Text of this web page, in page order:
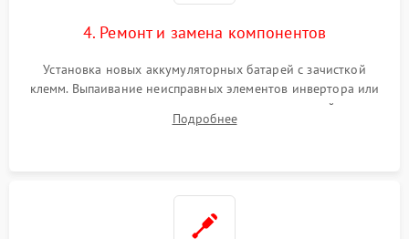
4. Ремонт и замена компонентов
Установка новых аккумуляторных батарей с зачисткой
клемм. Выпаивание неисправных элементов инвертора или
цепи зарядки и монтаж новых радиодеталей.
Восстановление поврежденных токоведущих дорожек и
Подробнее